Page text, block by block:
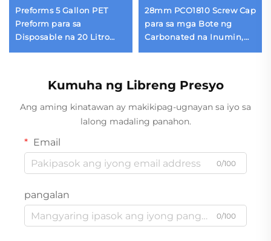
Preforms 5 Gallon PET
Preform para sa
Disposable na 20 Litro
Tubig na Botelya
28mm PCO1810 Screw Cap
para sa mga Bote ng
Carbonated na Inumin,
Tamper Evident na Plastic
na may Presyo para sa
Bilyuhan
Kumuha ng Libreng Presyo
Ang aming kinatawan ay makikipag-ugnayan sa iyo sa
lalong madaling panahon.
Email
0/100
pangalan
0/100